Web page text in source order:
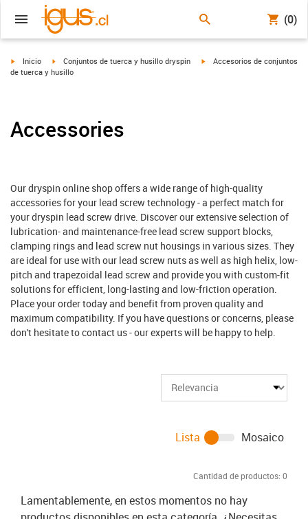
(0)
igus-icon-arrow-right
Inicio igus-icon-arrow-right
Conjuntos de tuerca y husillo dryspin igus-icon-arrow-right
Accesorios de conjuntos
de tuerca y husillo
Accessories
Our dryspin online shop offers a wide range of high-quality
accessories for your lead screw technology - a perfect match for
your dryspin lead screw drive. Discover our extensive selection of
lubrication- and maintenance-free lead screw support blocks,
clamping rings and lead screw nut housings in various sizes. They
are ideal for use with our lead screw nuts as well as high helix, low-
pitch and trapezoidal lead screw and provide you with custom-fit
solutions for efficient, long-lasting and low-friction operation.
Place your order today and benefit from proven quality and
maximum compatibility. If you have questions or concerns, please
don't hesitate to contact us - our experts will be happy to help.
Cantidad de productos: 0
Lista Mosaico
Lamentablemente, en estos momentos no hay